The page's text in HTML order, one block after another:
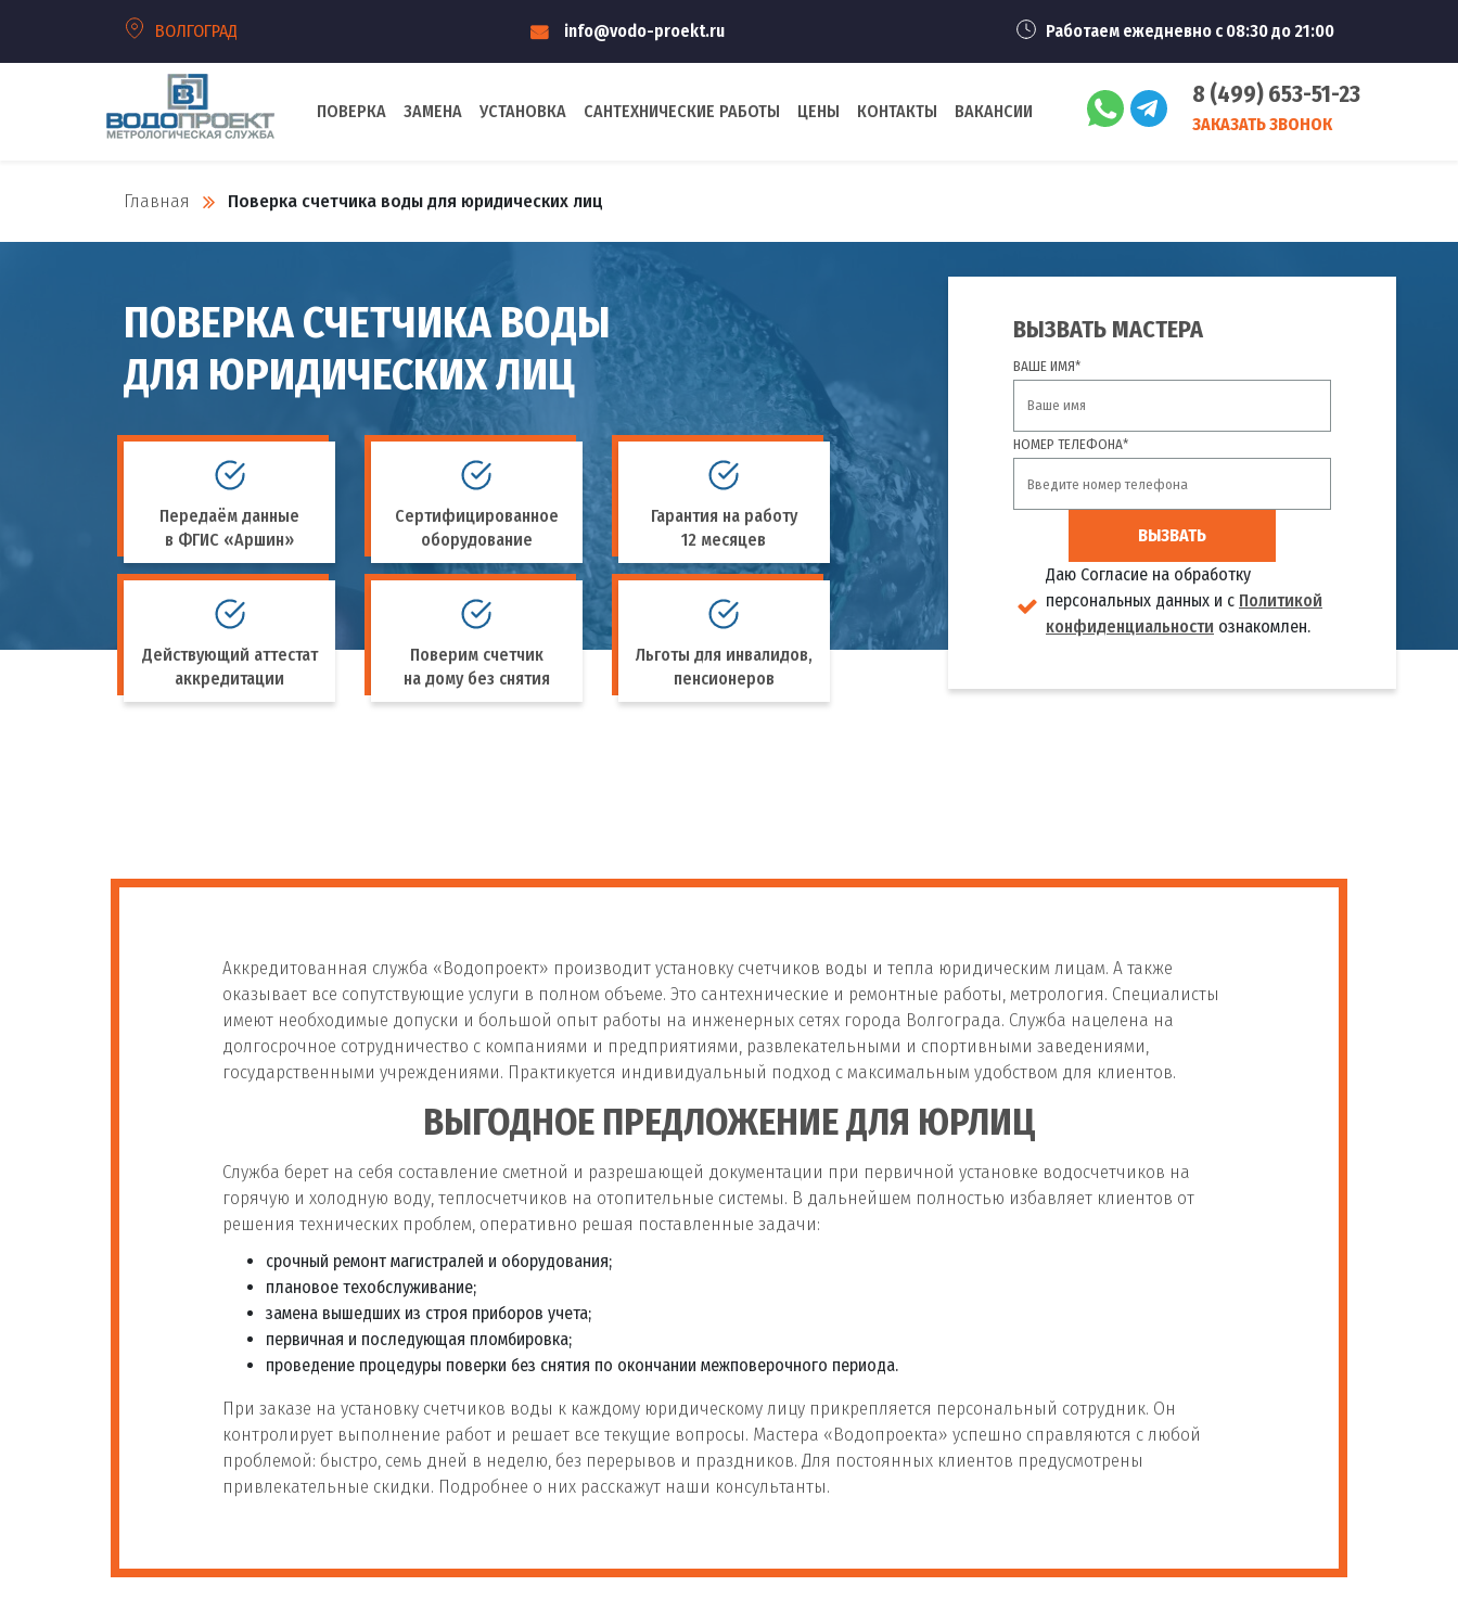
ВОЛГОГРАД info@vodo-proekt.ru Работаем ежедневно с 08:30 до 21:00
ПОВЕРКА ЗАМЕНА УСТАНОВКА САНТЕХНИЧЕСКИЕ РАБОТЫ ЦЕНЫ КОНТАКТЫ ВАКАНСИИ
8 (499) 653-51-23
ЗАКАЗАТЬ ЗВОНОК
Главная Поверка счетчика воды для юридических лиц
ПОВЕРКА СЧЕТЧИКА ВОДЫ
ДЛЯ ЮРИДИЧЕСКИХ ЛИЦ
Передаём данные
в ФГИС «Аршин»
Сертифицированное
оборудование
Гарантия на работу
12 месяцев
Действующий аттестат
аккредитации
Поверим счетчик
на дому без снятия
Льготы для инвалидов,
пенсионеров
ВЫЗВАТЬ МАСТЕРА
ВАШЕ ИМЯ*
НОМЕР ТЕЛЕФОНА*
ВЫЗВАТЬ
Даю Согласие на обработку
персональных данных и с Политикой
конфиденциальности ознакомлен.
Аккредитованная служба «Водопроект» производит установку счетчиков воды и тепла юридическим лицам. А также
оказывает все сопутствующие услуги в полном объеме. Это сантехнические и ремонтные работы, метрология. Специалисты
имеют необходимые допуски и большой опыт работы на инженерных сетях города Волгограда. Служба нацелена на
долгосрочное сотрудничество с компаниями и предприятиями, развлекательными и спортивными заведениями,
государственными учреждениями. Практикуется индивидуальный подход с максимальным удобством для клиентов.
ВЫГОДНОЕ ПРЕДЛОЖЕНИЕ ДЛЯ ЮРЛИЦ
Служба берет на себя составление сметной и разрешающей документации при первичной установке водосчетчиков на
горячую и холодную воду, теплосчетчиков на отопительные системы. В дальнейшем полностью избавляет клиентов от
решения технических проблем, оперативно решая поставленные задачи:
срочный ремонт магистралей и оборудования;
плановое техобслуживание;
замена вышедших из строя приборов учета;
первичная и последующая пломбировка;
проведение процедуры поверки без снятия по окончании межповерочного периода.
При заказе на установку счетчиков воды к каждому юридическому лицу прикрепляется персональный сотрудник. Он
контролирует выполнение работ и решает все текущие вопросы. Мастера «Водопроекта» успешно справляются с любой
проблемой: быстро, семь дней в неделю, без перерывов и праздников. Для постоянных клиентов предусмотрены
привлекательные скидки. Подробнее о них расскажут наши консультанты.